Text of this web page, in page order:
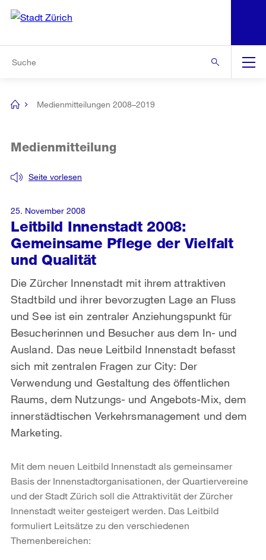
Navigation
[no
Medienmitteilungen 2008–2019
Leitbild Innenstadt 2008:
Gemeinsame Pflege der Vielfalt
und Qualität
Seite vorlesen
Medienmitteilung
Die Zürcher Innenstadt mit ihrem attraktiven
Stadtbild und ihrer bevorzugten Lage an Fluss
und See ist ein zentraler Anziehungspunkt für
Besucherinnen und Besucher aus dem In- und
Ausland. Das neue Leitbild Innenstadt befasst
sich mit zentralen Fragen zur City: Der
Verwendung und Gestaltung des öffentlichen
Raums, dem Nutzungs- und Angebots-Mix, dem
innerstädtischen Verkehrsmanagement und dem
Marketing.
25. November 2008
Mit dem neuen Leitbild Innenstadt als gemeinsamer
Basis der Innenstadtorganisationen, der Quartiervereine
und der Stadt Zürich soll die Attraktivität der Zürcher
Innenstadt weiter gesteigert werden. Das Leitbild
formuliert Leitsätze zu den verschiedenen
Themenbereichen: